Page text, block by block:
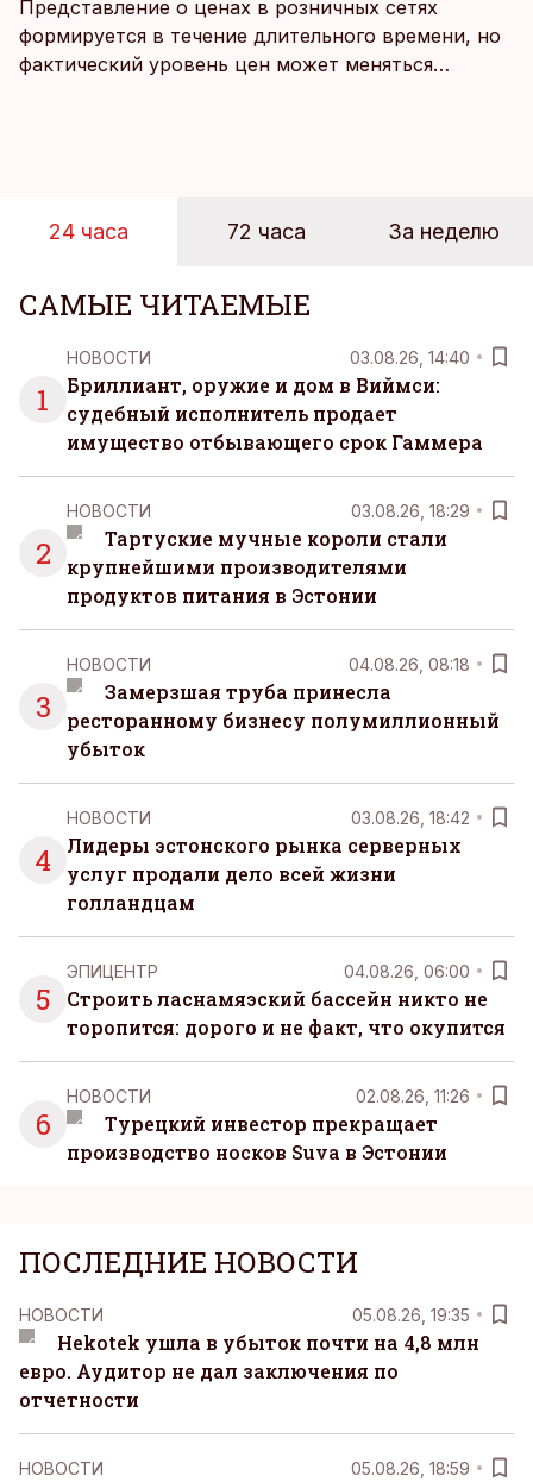
Представление о ценах в розничных сетях
формируется в течение длительного времени, но
фактический уровень цен может меняться
24 часа 72 часа За неделю
САМЫЕ ЧИТАЕМЫЕ
1
НОВОСТИ 03.08.26, 14:40
Бриллиант, оружие и дом в Виймси:
судебный исполнитель продает
имущество отбывающего срок Гаммера
2
НОВОСТИ 03.08.26, 18:29
Тартуские мучные короли стали
крупнейшими производителями
продуктов питания в Эстонии
3
НОВОСТИ 04.08.26, 08:18
Замерзшая труба принесла
ресторанному бизнесу полумиллионный
убыток
4
НОВОСТИ 03.08.26, 18:42
Лидеры эстонского рынка серверных
услуг продали дело всей жизни
голландцам
5
ЭПИЦЕНТР 04.08.26, 06:00
Строить ласнамяэский бассейн никто не
торопится: дорого и не факт, что окупится
6
НОВОСТИ 02.08.26, 11:26
Турецкий инвестор прекращает
производство носков Suva в Эстонии
ПОСЛЕДНИЕ НОВОСТИ
НОВОСТИ 05.08.26, 19:35
Hekotek ушла в убыток почти на 4,8 млн
евро. Аудитор не дал заключения по
отчетности
НОВОСТИ 05.08.26, 18:59